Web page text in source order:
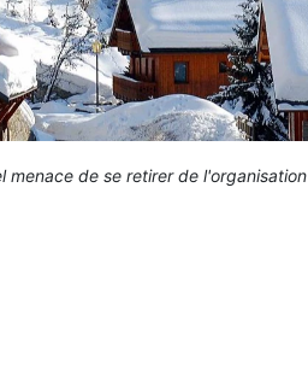
menace de se retirer de l'organisation